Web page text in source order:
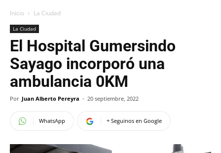
Inicio La Ciudad
La Ciudad
El Hospital Gumersindo
Sayago incorporó una
ambulancia 0KM
Por Juan Alberto Pereyra - 20 septiembre, 2022
WhatsApp + Seguinos en Google